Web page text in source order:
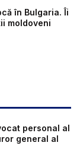
în Bulgaria. Îi
moldoveni
personal al
general al